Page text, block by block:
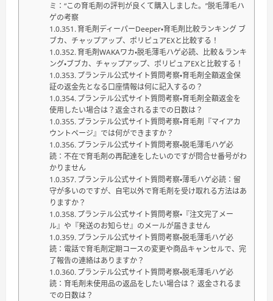
ミ：“この育毛剤の評判が良くて購入しました。”脱毛薄毛ハ
ゲの考察
育毛剤ディーパーDeeper・育毛剤比較ランキング ブ
ブカ、チャップアップ、ポリピュアEXと比較する！
育毛剤WAKAワカ・脱毛薄毛ハゲ必読、比較＆ランキ
ング・ブブカ、チャップアップ、ポリピュアEXと比較する！
プランテル公式サイト質問考察・育毛剤全額返金保
証の返金先となる口座情報は何に記入するの？
プランテル公式サイト質問考察・育毛剤全額返金を
使用したい場合は？返金されるまでの日数は？
プランテル公式サイト質問考察・育毛剤『マイアカ
ウントページ』では何ができますか？
プランテル公式サイト質問考察・脱毛薄毛ハゲ必
読：不在で育毛剤の再配達をしたいのですが問合せ番号がわ
かりません
プランテル公式サイト質問考察・薄毛ハゲ必読：留
守が多いのですが、自宅以外で育毛剤を受け取れる方法はあ
りますか？
プランテル公式サイト質問考察・『注文完了メー
ル』や『発送のお知らせ』のメールが届きません
プランテル公式サイト質問考察・脱毛薄毛ハゲ必
読：電話で育毛剤定期コースの変更や商品キャンセルで、完
了報告の連絡はありますか？
プランテル公式サイト質問考察・脱毛薄毛ハゲ必
読：育毛剤未使用品の返品をしたい場合は？ 返金されるま
での日数は？